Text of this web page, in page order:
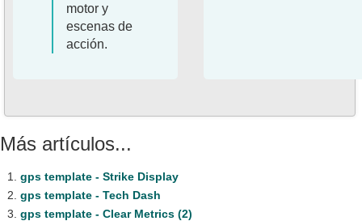
motor y
escenas de
acción.
Más artículos...
gps template - Strike Display
gps template - Tech Dash
gps template - Clear Metrics (2)